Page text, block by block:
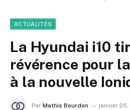
ACTUALITÉS
La Hyundai i10
révérence pour
à la nouvelle
Par Mathis Bourdon janvier 25,